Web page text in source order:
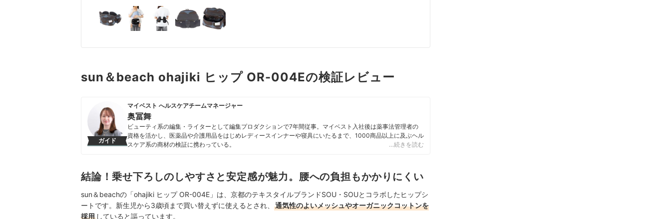
sun＆beach ohajiki ヒップ OR-004Eの検証レビュー
ガイド
マイベスト へルスケアチームマネージャー
奥冨舞
ビューティ系の編集・ライターとして編集プロダクションで7年間従事。マイベスト入社後は薬事法管理者の
資格を活かし、医薬品や介護用品をはじめレディースインナーや寝具にいたるまで、1000商品以上に及ぶヘル
スケア系の商材の検証に携わっている。
…続きを読む
結論！乗せ下ろしのしやすさと安定感が魅力。腰への負担もかかりにくい
sun＆beachの「ohajiki ヒップ OR-004E」は、京都のテキスタイルブランドSOU・SOUとコラボしたヒップシ
ートです。新生児から3歳頃まで買い替えずに使えるとされ、
通気性のよいメッシュやオーガニックコットンを
採用 していると謳っています。